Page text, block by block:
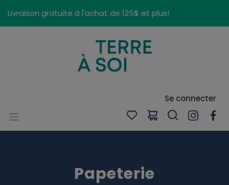
Livraison gratuite à l'achat de 125$ et plus!
Se connecter
Papeterie